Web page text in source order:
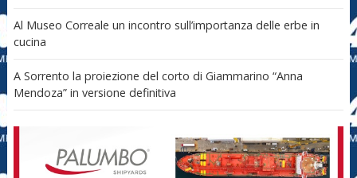
Al Museo Correale un incontro sull’importanza delle erbe in
cucina
A Sorrento la proiezione del corto di Giammarino “Anna
Mendoza” in versione definitiva